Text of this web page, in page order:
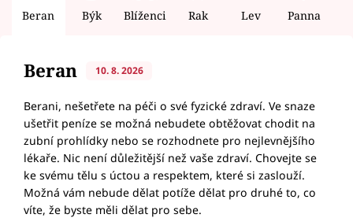
Beran Býk Blíženci Rak Lev Panna
Beran 10. 8. 2026
Berani, nešetřete na péči o své fyzické zdraví. Ve snaze
ušetřit peníze se možná nebudete obtěžovat chodit na
zubní prohlídky nebo se rozhodnete pro nejlevnějšího
lékaře. Nic není důležitější než vaše zdraví. Chovejte se
ke svému tělu s úctou a respektem, které si zaslouží.
Možná vám nebude dělat potíže dělat pro druhé to, co
víte, že byste měli dělat pro sebe.